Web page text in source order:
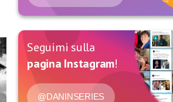
Seguimi sulla
pagina Instagram!
@DANINSERIES